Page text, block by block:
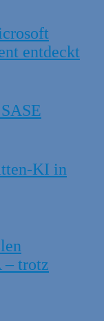
entdeckt
KI in
– trotz